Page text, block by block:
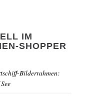
IM
SHOPPER
Bilderrahmen: